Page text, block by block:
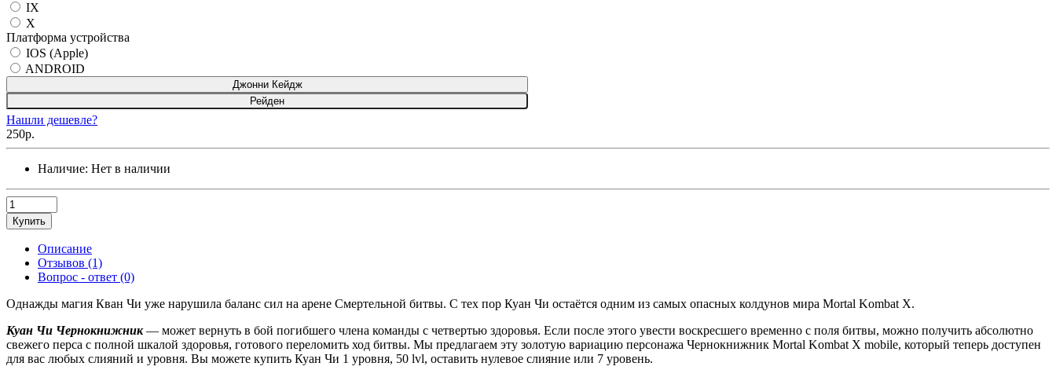
IX
X
Платформа устройства
IOS (Apple)
ANDROID
Джонни Кейдж
Рейден
Нашли дешевле?
250р.
Наличие: Нет в наличии
Купить
Описание
Отзывов (1)
Вопрос - ответ (0)
Однажды магия Кван Чи уже нарушила баланс сил на арене Смертельной битвы. С тех пор Куан Чи остаётся одним из самых опасных колдунов мира Mortal Kombat X.
Куан Чи Чернокнижник— может вернуть в бой погибшего члена команды с четвертью здоровья. Если после этого увести воскресшего временно с поля битвы, можно получить абсолютно
свежего перса с полной шкалой здоровья, готового переломить ход битвы. Мы предлагаем эту золотую вариацию персонажа Чернокнижник Mortal Kombat X mobile, который теперь доступен
для вас любых слияний и уровня. Вы можете купить Куан Чи 1 уровня, 50 lvl, оставить нулевое слияние или 7 уровень.